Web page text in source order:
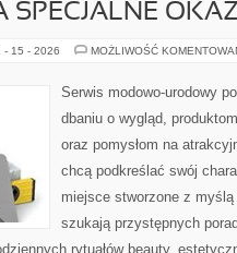
SPECJALNE
- 15 - 2026 MOŻLIWOŚĆ
Serwis modowo-urodowy
dbaniu o wygląd,
oraz pomysłom na
chcą podkreślać swój
miejsce stworzone z
szukają przystępnych
rytuałów beauty,